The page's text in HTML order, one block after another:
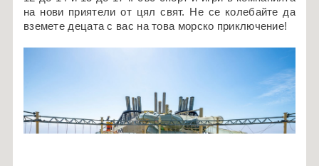
на нови приятели от цял свят. Не се колебайте да
вземете децата с вас на това морско приключение!